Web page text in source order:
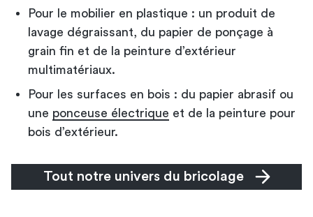
Pour le mobilier en plastique : un produit de
lavage dégraissant, du papier de ponçage à
grain fin et de la peinture d’extérieur
multimatériaux.
Pour les surfaces en bois : du papier abrasif ou
une ponceuse électrique et de la peinture pour
bois d’extérieur.
Tout notre univers du bricolage